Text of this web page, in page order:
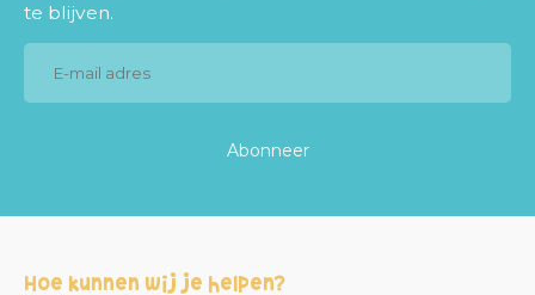
te blijven.
Abonneer
Hoe kunnen wij je helpen?